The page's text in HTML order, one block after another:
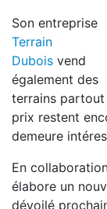
Son entreprise
Terrain
Dubois vend
également des
terrains partout
prix restent
demeure
En
élabore un
dévoilé